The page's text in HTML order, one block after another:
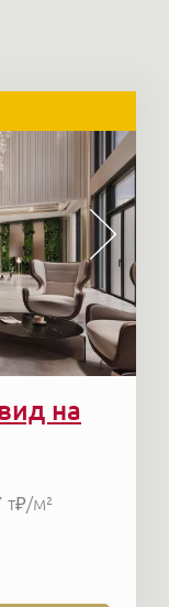
на
т₽/м²